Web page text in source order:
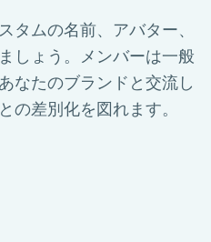
タムの名前、アバター、
しょう。メンバーは一般
なたのブランドと交流し
の差別化を図れます。